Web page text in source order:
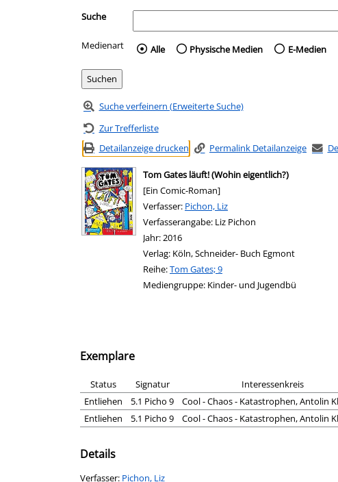
Suche
Medienart Wählen Sie die Medienart
Alle Physische Medien E-Medien
Suche verfeinern (Erweiterte Suche)
Zur Trefferliste
Detailanzeige drucken
Permalink Detailanzeige
Tom Gates läuft! (Wohin eigentlich?)
[Ein Comic-Roman]
Verfasser: Suche nach diesem Verfasser
Pichon, Liz
Verfasserangabe: Liz Pichon
Jahr:2016
Verlag: Köln, Schneider- Buch Egmont
Reihe:Tom Gates; 9
Mediengruppe: Kinder- und Jugendbü
Exemplare
Status Signatur Interessenkreis
Entliehen
5.1 Picho 9 Cool - Chaos - Katastrophen, Antolin
Entliehen
5.1 Picho 9 Cool - Chaos - Katastrophen, Antolin
Details
Verfasser: Suche nach diesem Verfasser
Pichon, Liz